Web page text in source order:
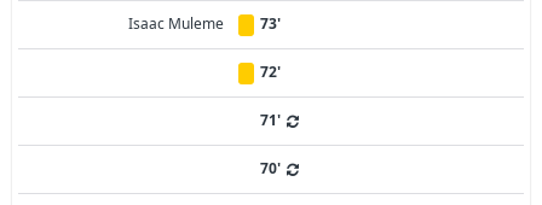
Isaac Muleme 73'
72'
71'
70'